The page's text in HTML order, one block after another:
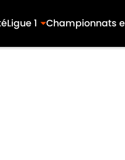
Ligue 1 Championnats